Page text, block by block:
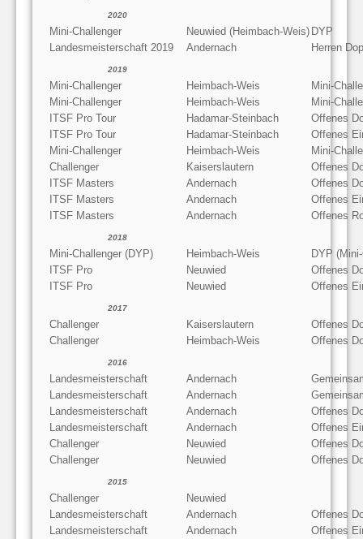
2020
Mini-Challenger Neuwied (Heimbach-Weis) DYP
Landesmeisterschaft 2019
Andernach Herren
2019
Mini-Challenger Heimbach-Weis
Mini-
Mini-Challenger
Heimbach-Weis
Mini-
ITSF Pro Tour
Hadamar-Steinbach
Offenes
ITSF Pro Tour
Hadamar-Steinbach
Offenes
Mini-Challenger
Heimbach-Weis
Mini-
Challenger
Kaiserslautern
Offenes
ITSF Masters
Andernach
Offenes
ITSF Masters
Andernach
Offenes
ITSF Masters
Andernach Offenes
2018
Mini-Challenger (DYP) Heimbach-Weis
DYP
ITSF Pro
Neuwied
Offenes
ITSF Pro
Neuwied Offenes
2017
Challenger Kaiserslautern
Offenes
Challenger
Heimbach-Weis Offenes
2016
Landesmeisterschaft Andernach
Landesmeisterschaft
Andernach
Landesmeisterschaft
Andernach
Offenes
Landesmeisterschaft
Andernach
Offenes
Challenger
Neuwied
Offenes
Challenger
Neuwied Offenes
2015
Challenger
Neuwied
Landesmeisterschaft
Andernach
Offenes
Landesmeisterschaft
Andernach
Offenes